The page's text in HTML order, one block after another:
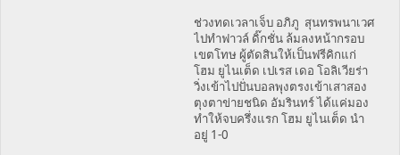
ช่วงทดเวลาเจ็บ อภิภู สุนทรพนาเวศ
ไปทำฟาวล์ ดิ๊กชั่น ล้มลงหน้ากรอบ
เขตโทษ ผู้ตัดสินให้เป็นฟรีคิกแก่
โฮม ยูไนเต็ด เปเรส เดอ โอลิเวียร่า
วิ่งเข้าไปปั่นบอลพุงตรงเข้าเสาสอง
ตุงตาข่ายชนิด อัมรินทร์ ได้แค่มอง
ทำให้จบครึ่งแรก โฮม ยูไนเต็ด นำ
อยู่ 1-0